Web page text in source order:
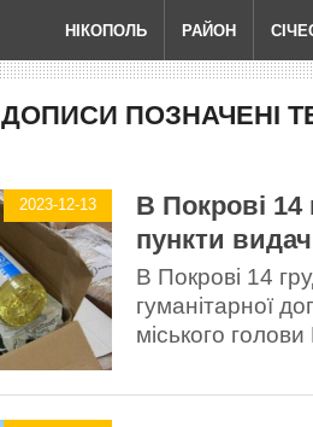
НІКОПОЛЬ РАЙОН
ДОПИСИ ПОЗНАЧЕНІ
2023-12-13
В Покрові
пункти
В Покрові 14
гуманітарної
міського